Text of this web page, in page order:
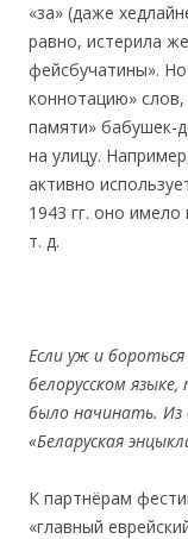
«за» (даже
равно, истерила
фейсбучатины».
коннотацию»
памяти» бабушек-
на улицу.
активно
1943 гг. оно имело
т. д.
Если уж и
белорусском
было начинать. Из
«Беларуская
К партнёрам
«главный